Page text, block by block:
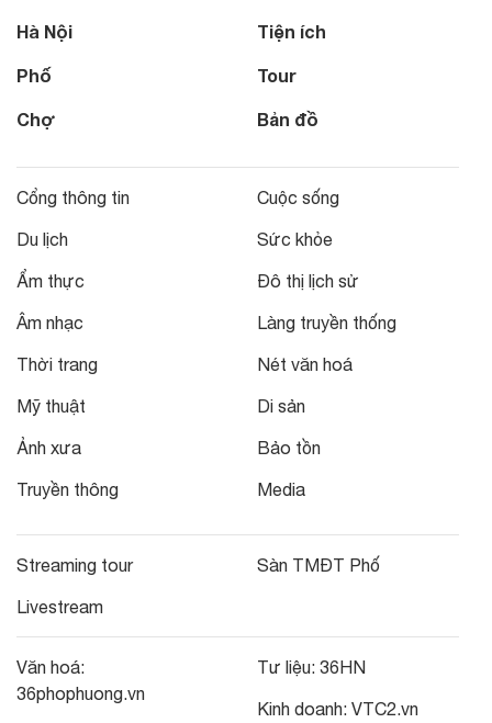
Hà Nội
Phố
Chợ
Tiện ích
Tour
Bản đồ
Cổng thông tin
Du lịch
Ẩm thực
Âm nhạc
Thời trang
Mỹ thuật
Ảnh xưa
Truyền thông
Cuộc sống
Sức khỏe
Đô thị lịch sử
Làng truyền thống
Nét văn hoá
Di sản
Bảo tồn
Media
Streaming tour
Livestream
Sàn TMĐT Phố
Văn hoá:
36phophuong.vn
Tư liệu: 36HN
Kinh doanh: VTC2.vn